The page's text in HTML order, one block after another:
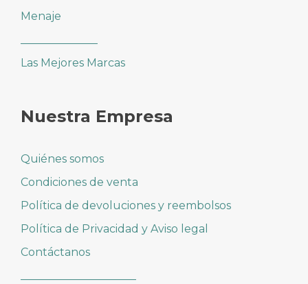
Menaje
Las Mejores Marcas
Nuestra Empresa
Quiénes somos
Condiciones de venta
Política de devoluciones y reembolsos
Política de Privacidad y Aviso legal
Contáctanos